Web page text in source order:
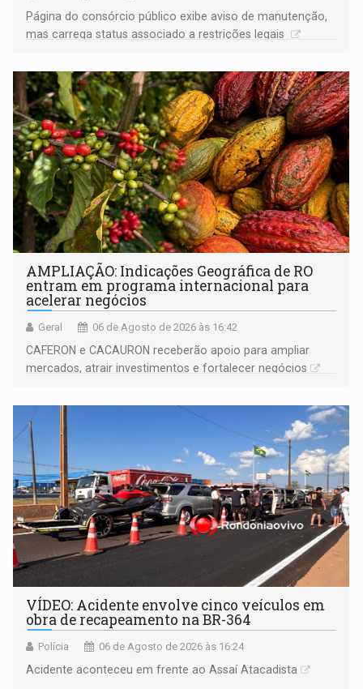
Página do consórcio público exibe aviso de manutenção,
mas carrega status associado a restrições legais
AMPLIAÇÃO: Indicações Geográfica de RO
entram em programa internacional para
acelerar negócios
Geral 06 de Agosto de 2026 às 16:42
CAFERON e CACAURON receberão apoio para ampliar
mercados, atrair investimentos e fortalecer negócios
VÍDEO: Acidente envolve cinco veículos em
obra de recapeamento na BR-364
Polícia 06 de Agosto de 2026 às 16:24
Acidente aconteceu em frente ao Assaí Atacadista